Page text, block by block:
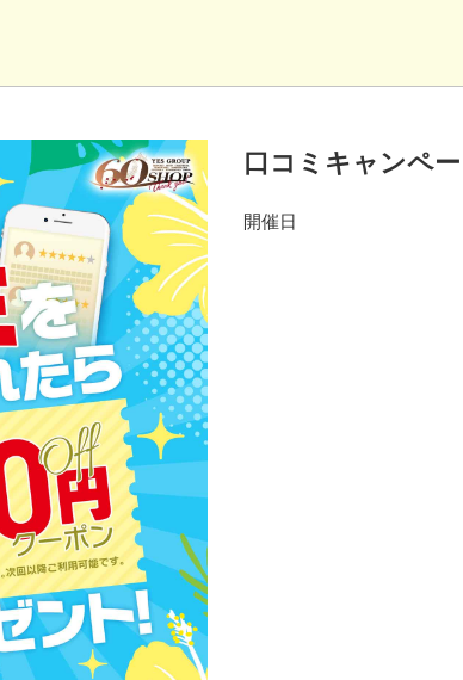
口コミキャンペ
開催日